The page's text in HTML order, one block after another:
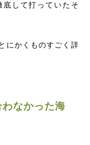
底して打っていたそ
にかくものすごく詳
なかった海